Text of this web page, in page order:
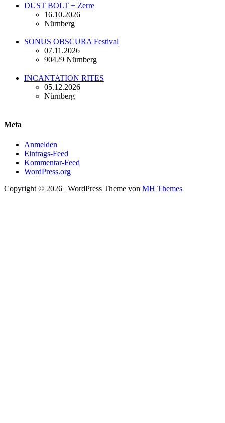
DUST BOLT + Zerre
16.10.2026
Nürnberg
SONUS OBSCURA Festival
07.11.2026
90429 Nürnberg
INCANTATION RITES
05.12.2026
Nürnberg
Meta
Anmelden
Eintrags-Feed
Kommentar-Feed
WordPress.org
Copyright © 2026 | WordPress Theme von MH Themes